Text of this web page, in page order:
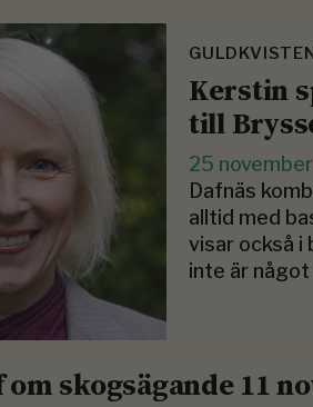
Kerstin
till
25
Dafnäs
alltid med
visar också
inte är
skogsägande 11